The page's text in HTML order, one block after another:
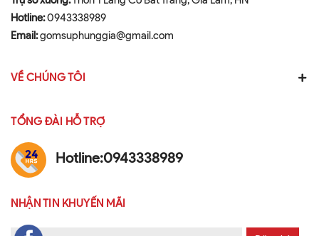
Hotline:0943338989
Email:gomsuphunggia@gmail.com
VỀ CHÚNG TÔI
TỔNG ĐÀI HỖ TRỢ
Hotline:0943338989
NHẬN TIN KHUYẾN MÃI